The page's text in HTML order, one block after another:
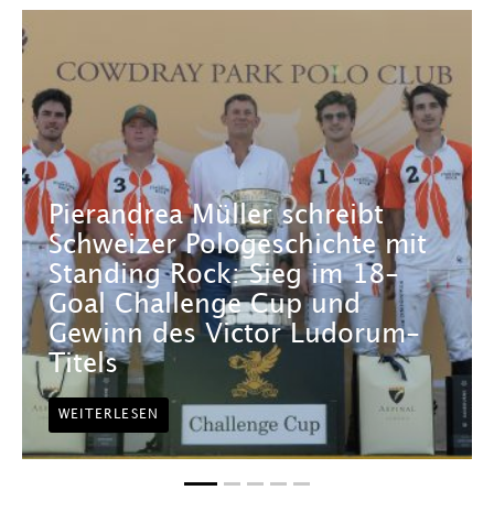
Pierandrea Müller schreibt
Schweizer Pologeschichte mit
Standing Rock: Sieg im 18-
Goal Challenge Cup und
Gewinn des Victor Ludorum-
Titels
WEITERLESEN